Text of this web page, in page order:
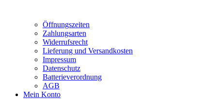
Öffnungszeiten
Zahlungsarten
Widerrufsrecht
Lieferung und Versandkosten
Impressum
Datenschutz
Batterieverordnung
AGB
Mein Konto